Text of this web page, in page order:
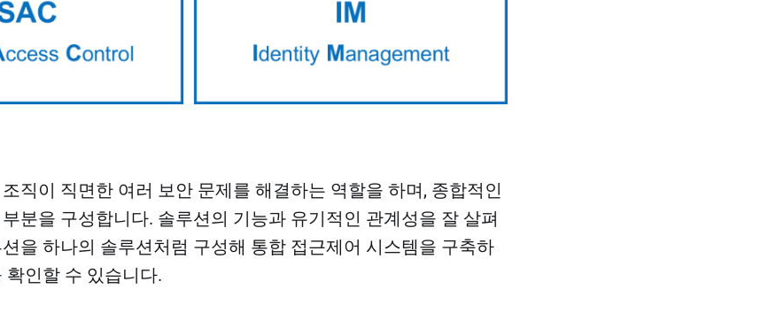
직이 직면한 여러 보안 문제를 해결하는 역할을 하며, 종합적인
분을 구성합니다. 솔루션의 기능과 유기적인 관계성을 잘 살펴
을 하나의 솔루션처럼 구성해 통합 접근제어 시스템을 구축하
확인할 수 있습니다.